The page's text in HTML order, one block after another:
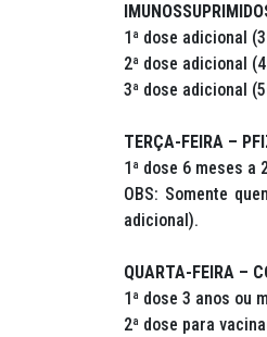
1ª dose adicional
2ª dose adicional
3ª dose adicional
TERÇA-FEIRA –
1ª dose 6 meses a
OBS: Somente
adicional).
QUARTA-FEIRA –
1ª dose 3 anos ou
2ª dose para